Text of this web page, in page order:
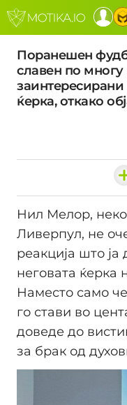
Поранешен
славен по
заинтересирани
ќерка, откако
Нил Мелор,
Ливерпул, не
реакција што
неговата ќерка
Наместо само
го стави во
доведе до
за брак од